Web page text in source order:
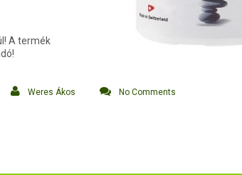
A termék
Weres Ákos No Comments